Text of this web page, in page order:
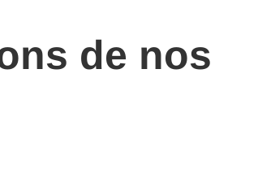
de nos